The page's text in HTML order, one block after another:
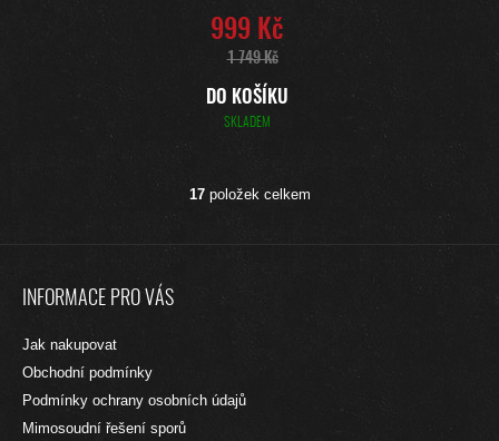
999 Kč
1 749 Kč
DO KOŠÍKU
SKLADEM
O
17položek celkem
INFORMACE PRO VÁS
Jak nakupovat
Obchodní podmínky
Podmínky ochrany osobních údajů
Mimosoudní řešení sporů